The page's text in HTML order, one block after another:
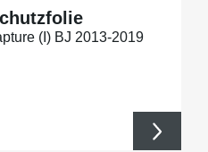
(I) BJ 2013-2019